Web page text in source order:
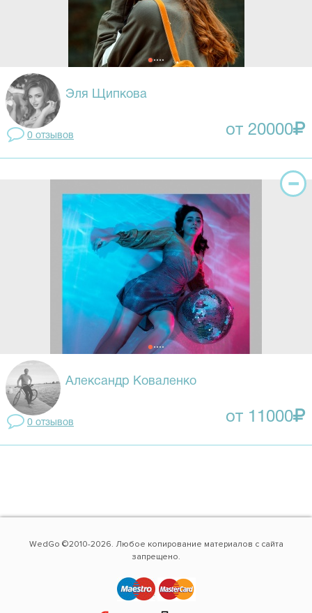
Эля Щипкова
0 отзывов от 20000
Александр Коваленко
0 отзывов от 11000
WedGo ©2010-2026. Любое копирование материалов с сайта
запрещено.